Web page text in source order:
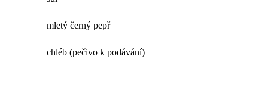
mletý černý pepř
chléb (pečivo k podávání)